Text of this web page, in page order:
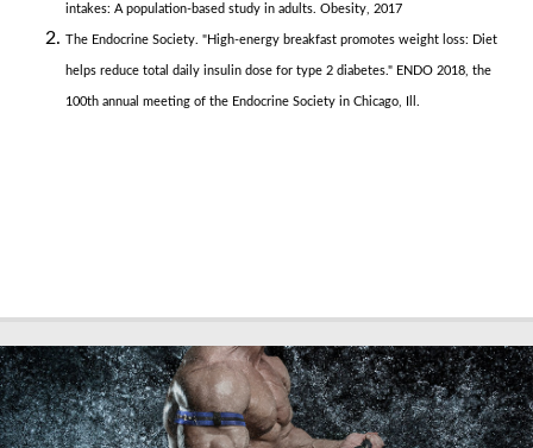
intakes: A population-based study in adults. Obesity, 2017
The Endocrine Society. "High-energy breakfast promotes weight loss: Diet
helps reduce total daily insulin dose for type 2 diabetes." ENDO 2018, the
100th annual meeting of the Endocrine Society in Chicago, Ill.